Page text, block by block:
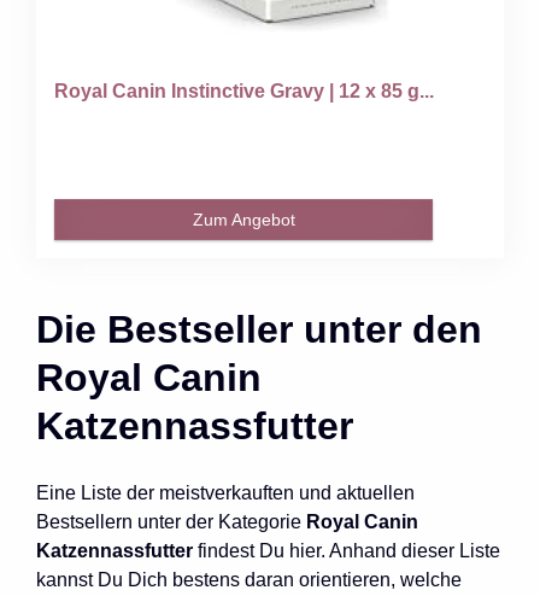
Royal Canin Instinctive Gravy | 12 x 85 g...
Zum Angebot
Die Bestseller unter den
Royal Canin
Katzennassfutter
Eine Liste der meistverkauften und aktuellen
Bestsellern unter der Kategorie Royal Canin
Katzennassfutter findest Du hier. Anhand dieser Liste
kannst Du Dich bestens daran orientieren, welche